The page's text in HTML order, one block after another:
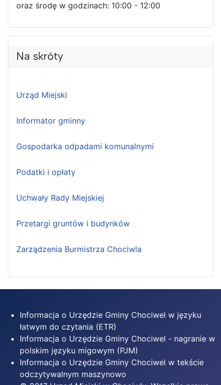
oraz środę w godzinach: 10:00 - 12:00
Na skróty
Urząd Miejski
Informator gminny
Gospodarka odpadami komunalnymi
Podatki i opłaty
Uchwały Rady Miejskiej
Przetargi gruntów i budynków
Zarządzenia Burmistrza Chociwla
Informacja o Urzędzie Gminy Chociwel w języku
łatwym do czytania (ETR)
Informacja o Urzędzie Gminy Chociwel - nagranie w
polskim języku migowym (PJM)
Informacja o Urzędzie Gminy Chociwel w tekście
odczytywalnym maszynowo